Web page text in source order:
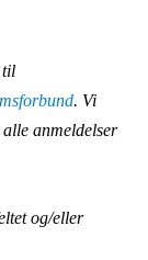
til
. Vi
anmeldelser
og/eller